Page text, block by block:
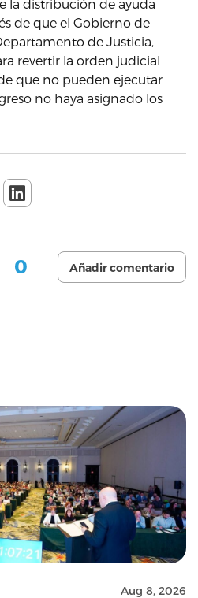
la distribución de ayuda
de que el Gobierno de
de Justicia,
revertir la orden judicial
que no pueden ejecutar
no haya asignado los
0 Añadir comentario
Aug 8, 2026